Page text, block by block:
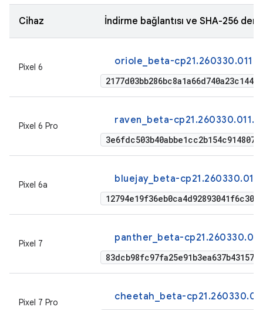
Cihaz İndirme bağlantısı ve SHA-256
Pixel 6 oriole_beta-
Pixel 6 Pro raven_beta-
Pixel 6a bluejay_beta-
Pixel 7 panther_beta-
Pixel 7 Pro cheetah_beta-